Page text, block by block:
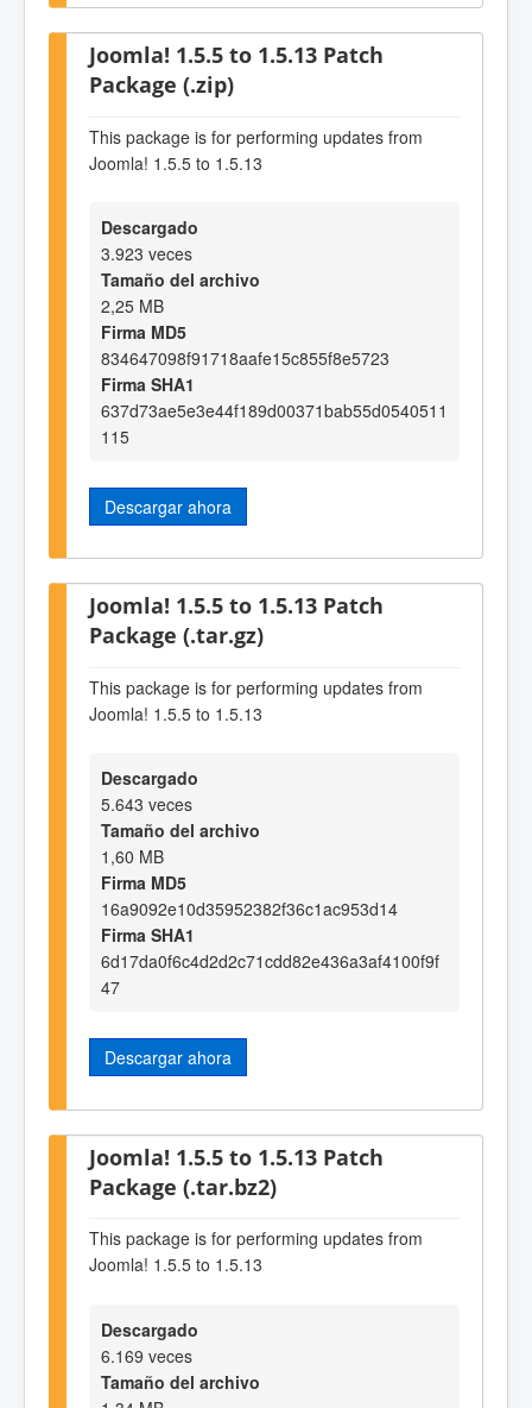
Joomla! 1.5.5 to 1.5.13 Patch
Package (.zip)
This package is for performing updates from
Joomla! 1.5.5 to 1.5.13
Descargado
3.923 veces
Tamaño del archivo
2,25 MB
Firma MD5
834647098f91718aafe15c855f8e5723
Firma SHA1
637d73ae5e3e44f189d00371bab55d0540511
115
Descargar ahora
Joomla! 1.5.5 to 1.5.13 Patch
Package (.tar.gz)
This package is for performing updates from
Joomla! 1.5.5 to 1.5.13
Descargado
5.643 veces
Tamaño del archivo
1,60 MB
Firma MD5
16a9092e10d35952382f36c1ac953d14
Firma SHA1
6d17da0f6c4d2d2c71cdd82e436a3af4100f9f
47
Descargar ahora
Joomla! 1.5.5 to 1.5.13 Patch
Package (.tar.bz2)
This package is for performing updates from
Joomla! 1.5.5 to 1.5.13
Descargado
6.169 veces
Tamaño del archivo